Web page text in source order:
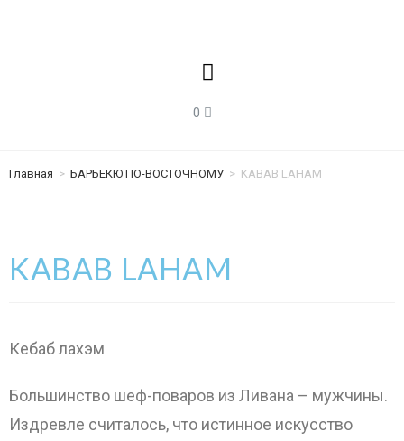
Главная > БАРБЕКЮ ПО-ВОСТОЧНОМУ > KABAB LAHAM
KABAB LAHAM
Кебаб лахэм
Большинство шеф-поваров из Ливана – мужчины.
Издревле считалось, что истинное искусство